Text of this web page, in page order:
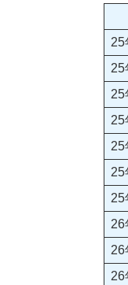
25
25
25
25
25
25
25
26
26
26